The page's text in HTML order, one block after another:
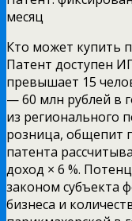
месяц
Кто может купить
Патент доступен
превышает 15
— 60 млн рублей в
из регионального
розница, общепит
патента
доход × 6 %.
законом субъекта
бизнеса и